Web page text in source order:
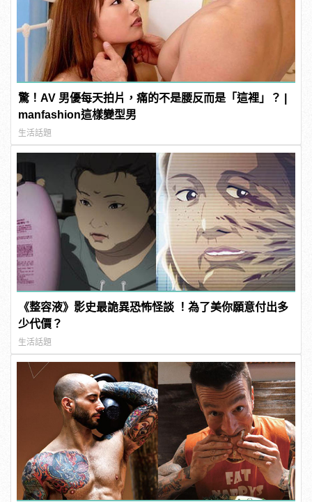
驚！AV 男優每天拍片，痛的不是腰反而是「這裡」？ |
manfashion這樣變型男
生活話題
《整容液》影史最詭異恐怖怪談 ！為了美你願意付出多
少代價？
生活話題